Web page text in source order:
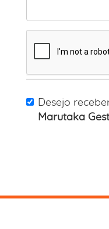
Desejo
Marutaka